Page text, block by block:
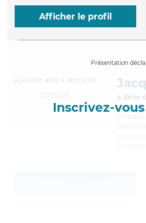
Afficher le profil
Présentation
Inscrivez-
JOYEUX à 5km